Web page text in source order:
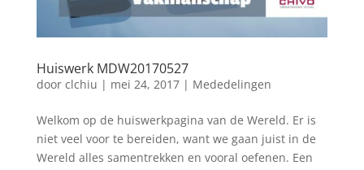
Huiswerk MDW20170527
door clchiu | mei 24, 2017| Mededelingen
Welkom op de huiswerkpagina van de Wereld. Er is
niet veel voor te bereiden, want we gaan juist in de
Wereld alles samentrekken en vooral oefenen. Een